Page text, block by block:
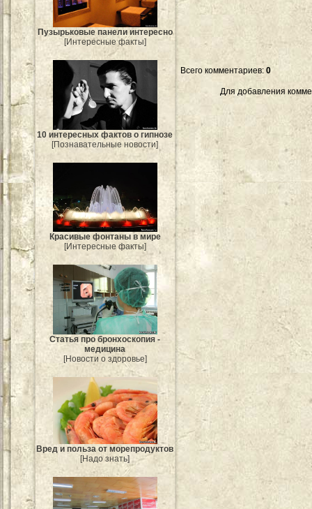
Пузырьковые панели интересно
[Интересные факты]
10 интересных фактов о гипнозе
[Познавательные новости]
Красивые фонтаны в мире
[Интересные факты]
Статья про бронхоскопия -
медицина
[Новости о здоровье]
Вред и польза от морепродуктов
[Надо знать]
Всего комментариев: 0
Для добавления